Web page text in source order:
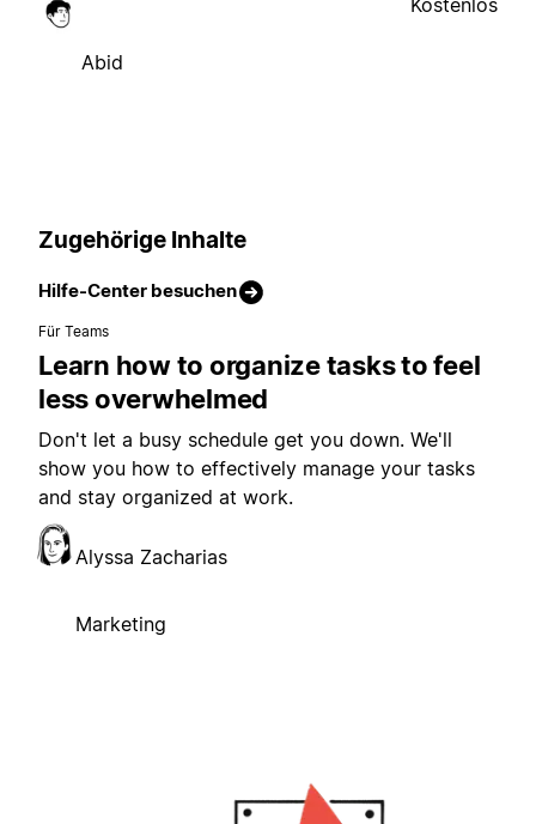
Abid
Zugehörige Inhalte
Hilfe-Center besuchen
Für Teams
Learn how to organize tasks to feel
less overwhelmed
Don't let a busy schedule get you down. We'll
show you how to effectively manage your tasks
and stay organized at work.
Alyssa Zacharias
Marketing